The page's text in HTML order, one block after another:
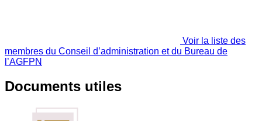
Voir la liste des
membres du Conseil d’administration et du Bureau de
l’AGFPN
Documents utiles